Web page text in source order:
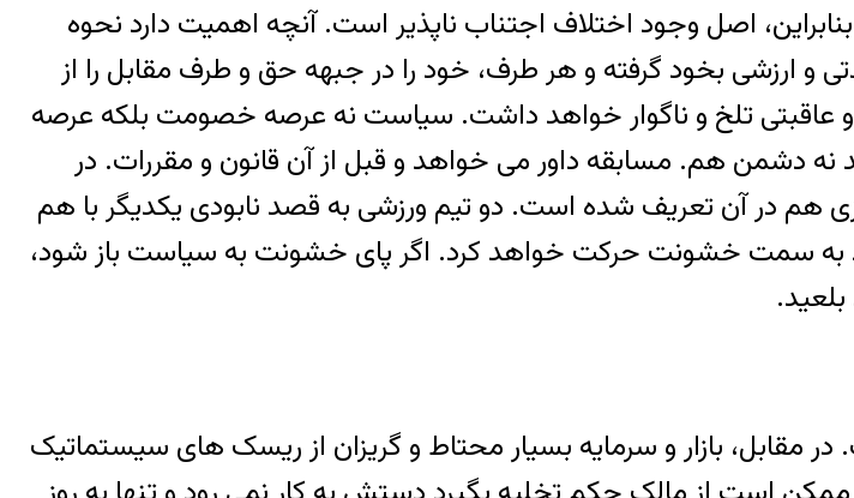
اصل وجود اختلاف اجتناب ناپذیر است. آنچه اهمیت دارد نحوه
و ارزشی بخود گرفته و هر طرف، خود را در جبهه حق و طرف مقابل را از
عاقبتی تلخ و ناگوار خواهد داشت. سیاست نه عرصه خصومت بلکه عرصه
دشمن هم. مسابقه داور می خواهد و قبل از آن قانون و مقررات. در
در آن تعریف شده است. دو تیم ورزشی به قصد نابودی یکدیگر با هم
به سمت خشونت حرکت خواهد کرد. اگر پای خشونت به سیاست باز شود،
مقابل، بازار و سرمایه بسیار محتاط و گریزان از ریسک های سیستماتیک